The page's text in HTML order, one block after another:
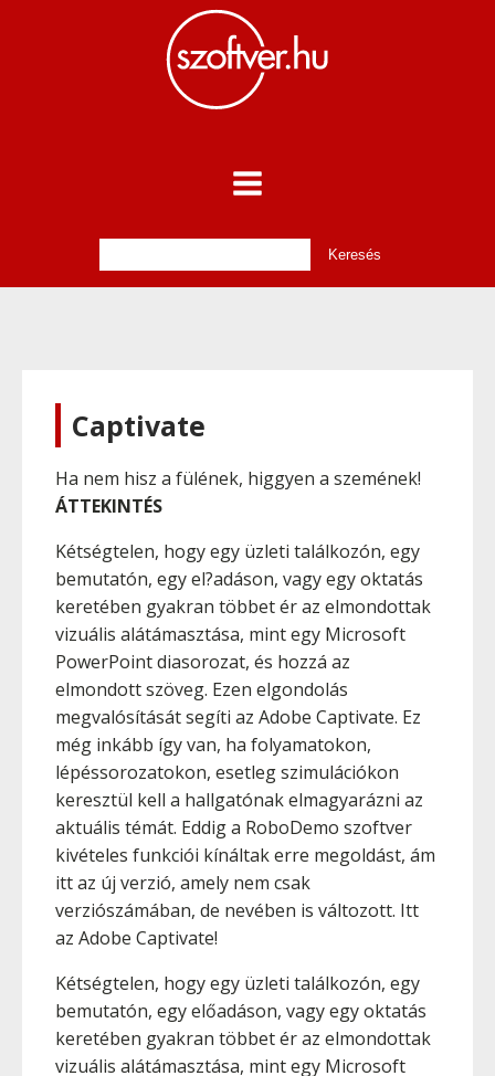
Captivate
Ha nem hisz a fülének, higgyen a szemének!
ÁTTEKINTÉS
Kétségtelen, hogy egy üzleti találkozón, egy
bemutatón, egy el?adáson, vagy egy oktatás
keretében gyakran többet ér az elmondottak
vizuális alátámasztása, mint egy Microsoft
PowerPoint diasorozat, és hozzá az
elmondott szöveg. Ezen elgondolás
megvalósítását segíti az Adobe Captivate. Ez
még inkább így van, ha folyamatokon,
lépéssorozatokon, esetleg szimulációkon
keresztül kell a hallgatónak elmagyarázni az
aktuális témát. Eddig a RoboDemo szoftver
kivételes funkciói kínáltak erre megoldást, ám
itt az új verzió, amely nem csak
verziószámában, de nevében is változott. Itt
az Adobe Captivate!
Kétségtelen, hogy egy üzleti találkozón, egy
bemutatón, egy előadáson, vagy egy oktatás
keretében gyakran többet ér az elmondottak
vizuális alátámasztása, mint egy Microsoft